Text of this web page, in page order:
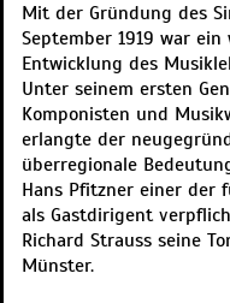
Mit der Gründung des
September 1919 war
Entwicklung des
Unter seinem ersten
Komponisten und
erlangte der
überregionale
Hans Pfitzner einer der
als Gastdirigent
Richard Strauss seine
Münster.